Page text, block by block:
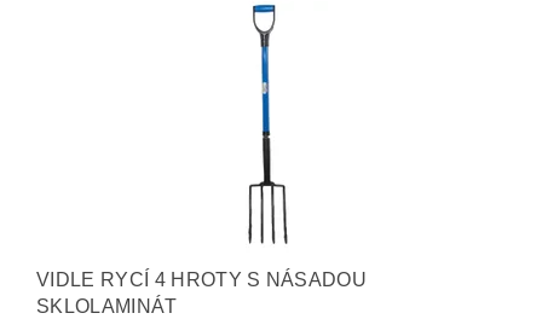
VIDLE RYCÍ 4 HROTY S NÁSADOU
SKLOLAMINÁT